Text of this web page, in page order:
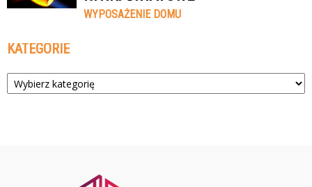
WYPOSAŻENIE DOMU
KATEGORIE
Kategorie